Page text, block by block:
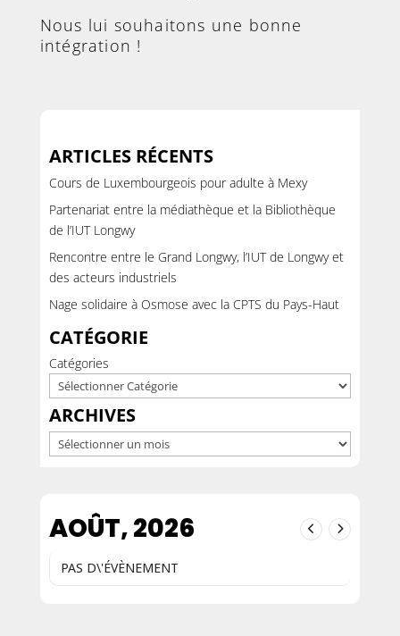
Nous lui souhaitons une bonne
intégration !
ARTICLES RÉCENTS
Cours de Luxembourgeois pour adulte à Mexy
Partenariat entre la médiathèque et la Bibliothèque
de l’IUT Longwy
Rencontre entre le Grand Longwy, l’IUT de Longwy et
des acteurs industriels
Nage solidaire à Osmose avec la CPTS du Pays-Haut
CATÉGORIE
Catégories
ARCHIVES
Archives
AOÛT, 2026
PAS D\'ÉVÈNEMENT